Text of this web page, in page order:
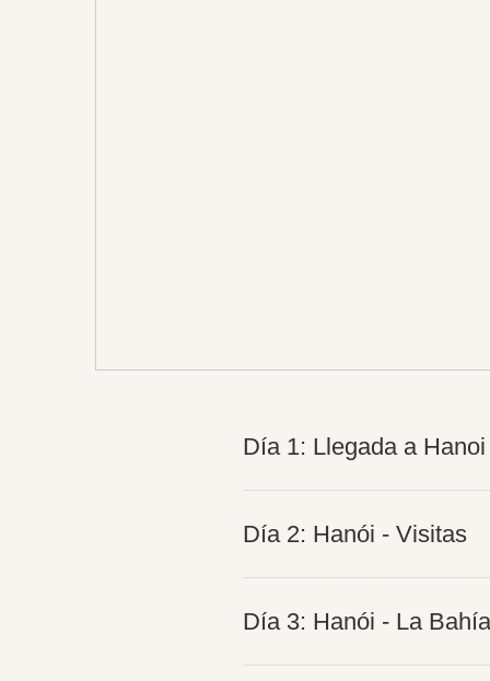
Día 1: Llegada a Hanoi
Día 2: Hanói - Visitas
Día 3: Hanói - La